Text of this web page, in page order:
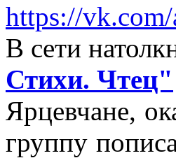
https://vk.com/
В сети
Стихи. Чтец"
Ярцевчане,
группу